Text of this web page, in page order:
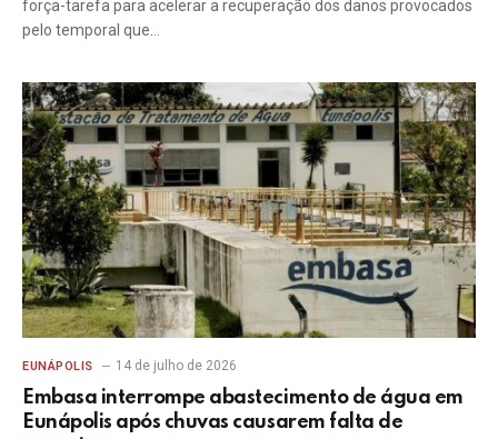
força-tarefa para acelerar a recuperação dos danos provocados
pelo temporal que…
EUNÁPOLIS 14 de julho de 2026
Embasa interrompe abastecimento de água em
Eunápolis após chuvas causarem falta de